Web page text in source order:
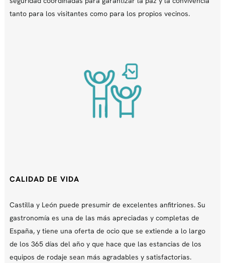
tanto para los visitantes como para los propios vecinos.
CALIDAD DE VIDA
Castilla y León puede presumir de excelentes anfitriones. Su
gastronomía es una de las más apreciadas y completas de
España, y tiene una oferta de ocio que se extiende a lo largo
de los 365 días del año y que hace que las estancias de los
equipos de rodaje sean más agradables y satisfactorias.